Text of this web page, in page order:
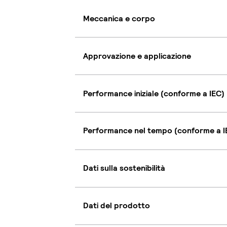
Meccanica e corpo
Approvazione e applicazione
Performance iniziale (conforme a IEC)
Performance nel tempo (conforme a
Dati sulla sostenibilità
Dati del prodotto